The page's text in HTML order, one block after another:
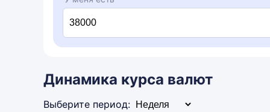
Динамика курса валют
Выберите период: